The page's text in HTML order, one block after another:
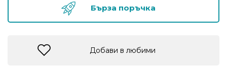
Бърза поръчка
Добави в любими